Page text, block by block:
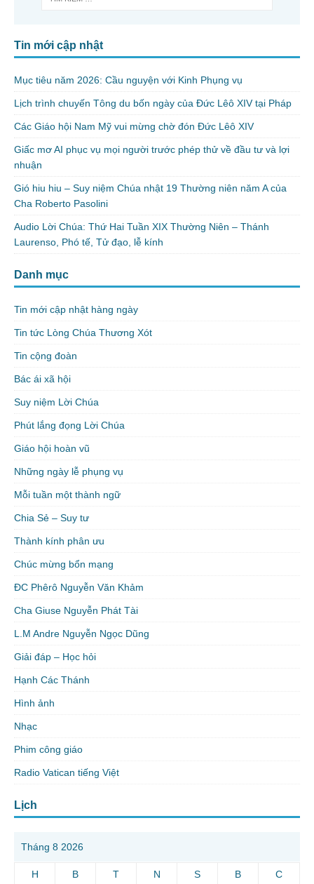
Tin mới cập nhật
Mục tiêu năm 2026: Cầu nguyện với Kinh Phụng vụ
Lịch trình chuyến Tông du bốn ngày của Đức Lêô XIV tại Pháp
Các Giáo hội Nam Mỹ vui mừng chờ đón Đức Lêô XIV
Giấc mơ AI phục vụ mọi người trước phép thử về đầu tư và lợi
nhuận
Gió hiu hiu – Suy niệm Chúa nhật 19 Thường niên năm A của
Cha Roberto Pasolini
Audio Lời Chúa: Thứ Hai Tuần XIX Thường Niên – Thánh
Laurenso, Phó tế, Tử đạo, lễ kính
Danh mục
Tin mới cập nhật hàng ngày
Tin tức Lòng Chúa Thương Xót
Tin cộng đoàn
Bác ái xã hội
Suy niệm Lời Chúa
Phút lắng đọng Lời Chúa
Giáo hội hoàn vũ
Những ngày lễ phụng vụ
Mỗi tuần một thành ngữ
Chia Sẻ – Suy tư
Thành kính phân ưu
Chúc mừng bổn mạng
ĐC Phêrô Nguyễn Văn Khảm
Cha Giuse Nguyễn Phát Tài
L.M Andre Nguyễn Ngọc Dũng
Giải đáp – Học hỏi
Hạnh Các Thánh
Hình ảnh
Nhạc
Phim công giáo
Radio Vatican tiếng Việt
Lịch
Tháng 8 2026
H B T N S B C